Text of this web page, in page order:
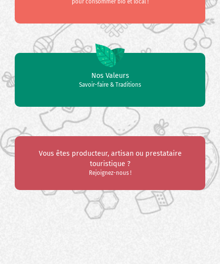
Nos Valeurs
Savoir-faire & Traditions
Vous êtes producteur, artisan ou prestataire
touristique ?
Rejoignez-nous !